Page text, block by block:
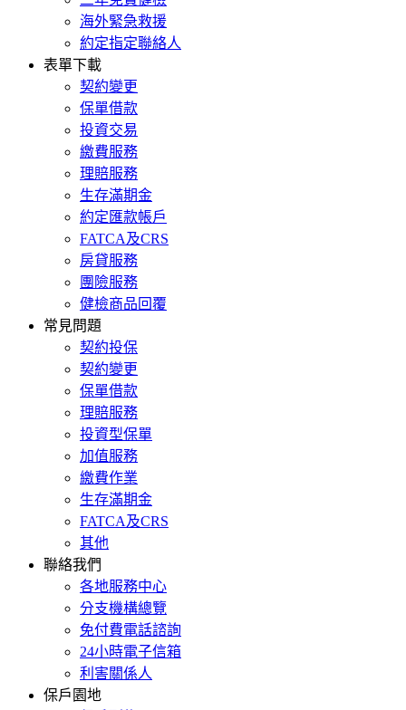
海外緊急救援
約定指定聯絡人
表單下載
契約變更
保單借款
投資交易
繳費服務
理賠服務
生存滿期金
約定匯款帳戶
FATCA及CRS
房貸服務
團險服務
健檢商品回覆
常見問題
契約投保
契約變更
保單借款
理賠服務
投資型保單
加值服務
繳費作業
生存滿期金
FATCA及CRS
其他
聯絡我們
各地服務中心
分支機構總覽
免付費電話諮詢
24小時電子信箱
利害關係人
保戶園地